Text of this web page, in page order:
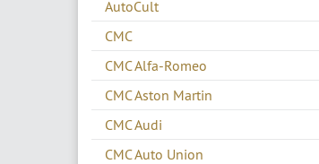
AutoCult
CMC
CMC Alfa-Romeo
CMC Aston Martin
CMC Audi
CMC Auto Union